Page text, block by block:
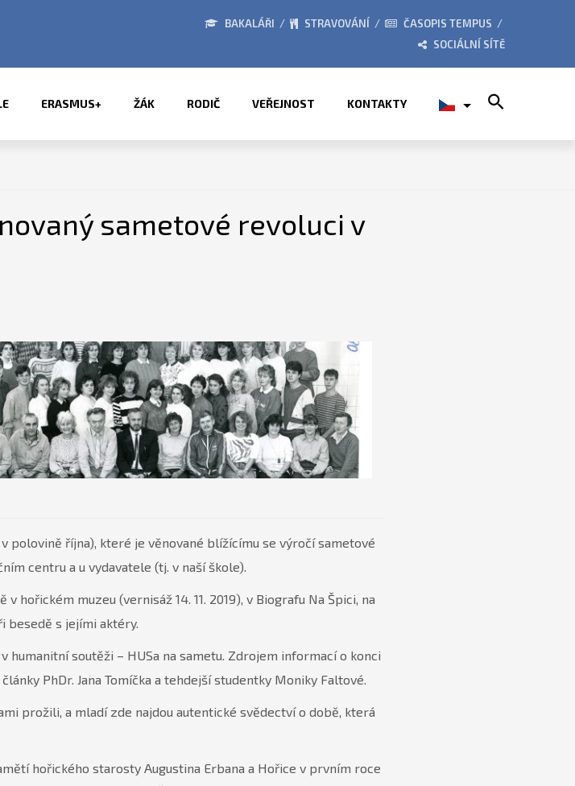
PŘÍMĚSTSKÉ TÁBORY 2026 ZE ŽIVOTA ŠKOLY
BAKALÁŘI STRAVOVÁNÍ
ČASOPIS TEMPUS
SOCIÁLNÍ SÍTĚ
ERASMUS+ ŽÁK RODIČ VEŘEJNOST KONTAKTY
sametové revoluci v
polovině října), které je věnované blížícímu se výročí sametové
centru a u vydavatele (tj. v naší škole).
hořickém muzeu (vernisáž 14. 11. 2019), v Biografu Na Špici, na
besedě s jejími aktéry.
soutěži – HUSa na sametu. Zdrojem informací o konci
PhDr. Jana Tomíčka a tehdejší studentky Moniky Faltové.
prožili, a mladí zde najdou autentické svědectví o době, která
hořického starosty Augustina Erbana a Hořice v prvním roce